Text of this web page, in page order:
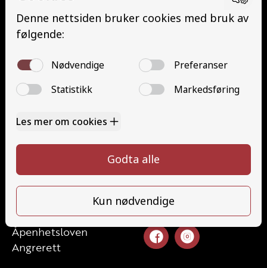
Traktor (T)
Traktor (T141 og T148)
Trafikalt grunnkurs (TG)
Gods (YDG – YSK)
Person (YDP – YSK)
Kontakt
Priser
Elevside
Kontakt oss
Åpenhetsloven
Angrerett
52 70 87 90
post@haugaland-as.no
Følg oss